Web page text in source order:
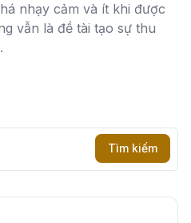
nhạy cảm và ít khi được
vẫn là đề tài tạo sự thu
Tìm kiếm